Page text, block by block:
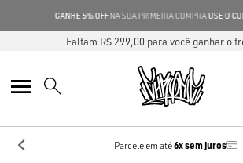
GANHE 5% OFFNA SUA PRIMEIRA COMPRAUSE
Faltam R$ 299,00 para você ganhar o
Parcele em até6x sem juros